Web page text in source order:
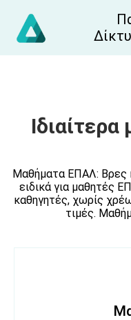
Μαθήματα ΕΠΑΛ: Βρες
ειδικά για μαθητές
καθηγητές, χωρίς
τιμές.